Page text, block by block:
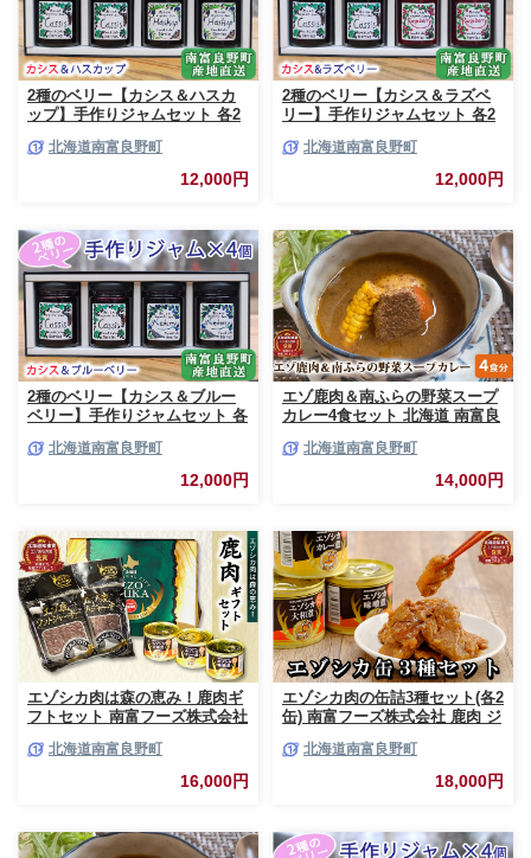
2種のベリー【カシス＆ハスカ
ップ】手作りジャムセット 各2
シス ハスカップ ソース 果実 て
んさい糖 無農薬 ポリフェノー
北海道南富良野町
12,000円
2種のベリー【カシス＆ラズベ
リー】手作りジャムセット 各2
リー カシス ラズベリー ソース
果実 てんさい糖 無農薬
北海道南富良野町
12,000円
2種のベリー【カシス＆ブルー
ベリー】手作りジャムセット 各
ベリー カシス ブルーベリー ソ
ース 果実 てんさい糖 無農薬 甘
北海道南富良野町
12,000円
エゾ鹿肉＆南ふらの野菜スープ
カレー4食セット 北海道 南富良
スープカレー セット 詰合せ 加
北海道南富良野町
14,000円
エゾシカ肉は森の恵み！鹿肉ギ
フトセット 南富フーズ株式会社
北海道 南富良野町 エゾシカ 缶
詰 セット 詰合せ 贈り物 ギフト
北海道南富良野町
16,000円
エゾシカ肉の缶詰3種セット(各2
缶) 南富フーズ株式会社 鹿肉 ジ
南富良野町 エゾシカ 缶詰 セッ
ト 詰合せ 肉の加工品 おかず お
北海道南富良野町
18,000円